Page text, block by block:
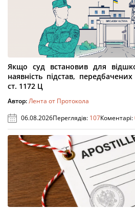
Якщо суд встановив для
наявність підстав,
ст. 1172 Ц
Автор:Лента от Протокола
06.08.2026Переглядів: 107Коментарі: